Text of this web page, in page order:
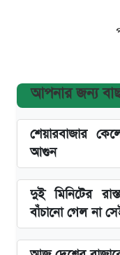
আপনার জন্য
শেয়ারবাজার
আগুন
দুই মিনিটের
বাঁচানো গেল না